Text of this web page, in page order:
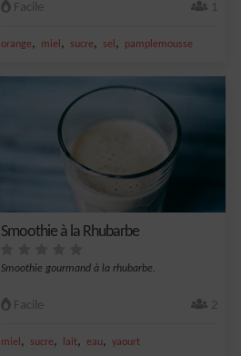
Facile 1
orange, miel , sucre, sel , pamplemousse
Smoothie à la Rhubarbe
Smoothie gourmand à la rhubarbe.
Facile 2
miel , sucre, lait, eau, yaourt